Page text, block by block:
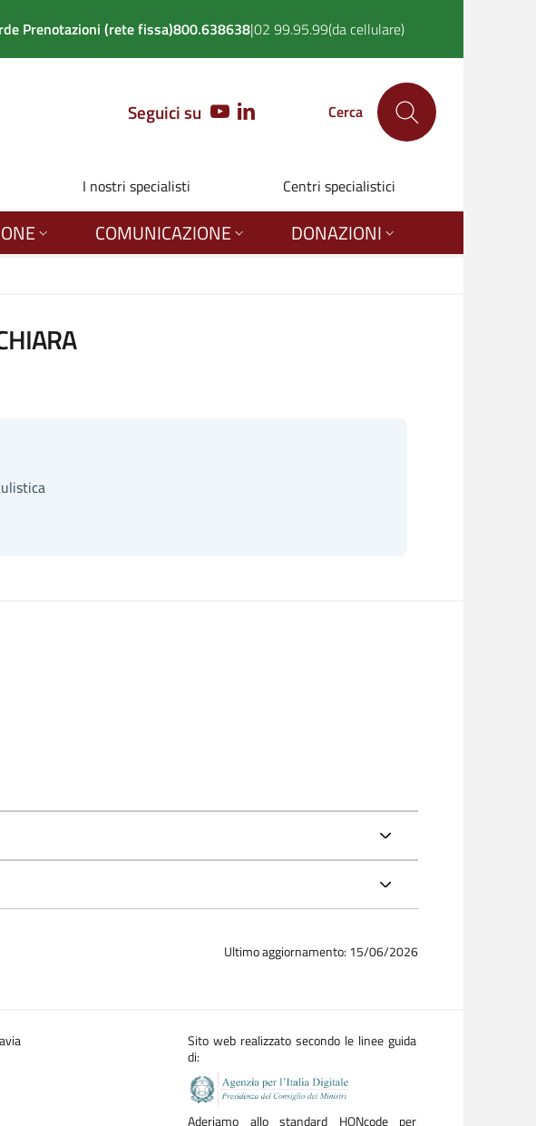
Prenotazioni (rete fissa)800.638638|02 99.95.99(da cellulare)
Seguici su YOUTUBELINKEDIN Cerca
I nostri specialisti Centri specialistici
COMUNICAZIONE DONAZIONI
Ultimo aggiornamento: 15/06/2026
Sito web realizzato secondo le linee guida
di:
Aderiamo allo standard HONcode per